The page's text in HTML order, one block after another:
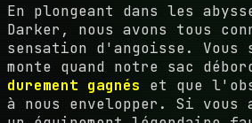
En plongeant dans les
Darker, nous avons tous
sensation d'angoisse.
monte quand notre sac
durement gagnés et que
à nous envelopper. Si vous